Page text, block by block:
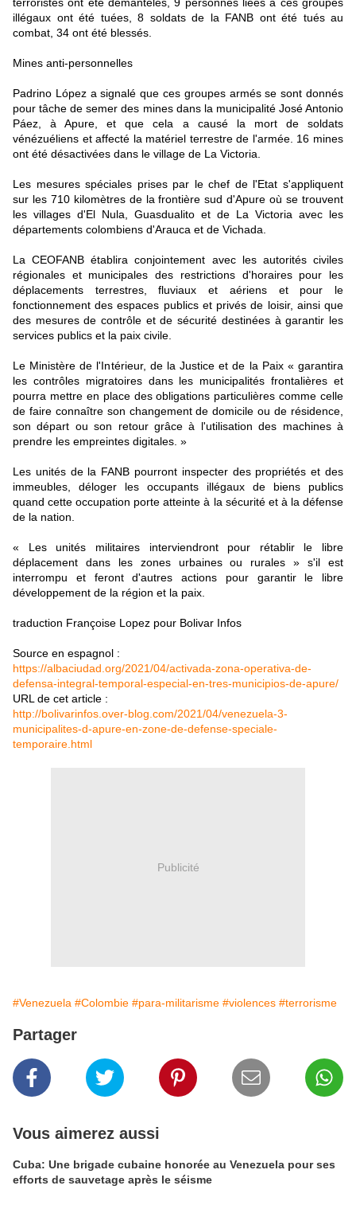
illégaux ont été tuées, 8 soldats de la FANB ont été tués au
combat, 34 ont été blessés.
Mines anti-personnelles
Padrino López a signalé que ces groupes armés se sont donnés
pour tâche de semer des mines dans la municipalité José Antonio
Páez, à Apure, et que cela a causé la mort de soldats
vénézuéliens et affecté la matériel terrestre de l'armée. 16 mines
ont été désactivées dans le village de La Victoria.
Les mesures spéciales prises par le chef de l'Etat s'appliquent
sur les 710 kilomètres de la frontière sud d'Apure où se trouvent
les villages d'El Nula, Guasdualito et de La Victoria avec les
départements colombiens d'Arauca et de Vichada.
La CEOFANB établira conjointement avec les autorités civiles
régionales et municipales des restrictions d'horaires pour les
déplacements terrestres, fluviaux et aériens et pour le
fonctionnement des espaces publics et privés de loisir, ainsi que
des mesures de contrôle et de sécurité destinées à garantir les
services publics et la paix civile.
Le Ministère de l'Intérieur, de la Justice et de la Paix « garantira
les contrôles migratoires dans les municipalités frontalières et
pourra mettre en place des obligations particulières comme celle
de faire connaître son changement de domicile ou de résidence,
son départ ou son retour grâce à l'utilisation des machines à
prendre les empreintes digitales. »
Les unités de la FANB pourront inspecter des propriétés et des
immeubles, déloger les occupants illégaux de biens publics
quand cette occupation porte atteinte à la sécurité et à la défense
de la nation.
« Les unités militaires interviendront pour rétablir le libre
déplacement dans les zones urbaines ou rurales » s'il est
interrompu et feront d'autres actions pour garantir le libre
développement de la région et la paix.
traduction Françoise Lopez pour Bolivar Infos
Source en espagnol :
https://albaciudad.org/2021/04/activada-zona-operativa-de-
defensa-integral-temporal-especial-en-tres-municipios-de-apure/
URL de cet article :
http://bolivarinfos.over-blog.com/2021/04/venezuela-3-
municipalites-d-apure-en-zone-de-defense-speciale-
temporaire.html
Publicité
#Venezuela #Colombie #para-militarisme #violences #terrorisme
Partager
Vous aimerez aussi
Cuba: Une brigade cubaine honorée au Venezuela pour ses
efforts de sauvetage après le séisme